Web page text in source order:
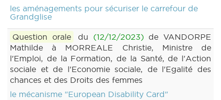
les aménagements pour sécuriser le carrefour de
Grandglise
Question orale du (12/12/2023) de VANDORPE
Mathilde à MORREALE Christie, Ministre de
l'Emploi, de la Formation, de la Santé, de l'Action
sociale et de l'Economie sociale, de l'Egalité des
chances et des Droits des femmes
le mécanisme "European Disability Card"